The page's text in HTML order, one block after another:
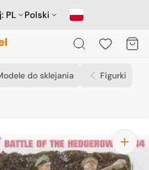
PL Polski
Koszyk
do sklejania Figurki